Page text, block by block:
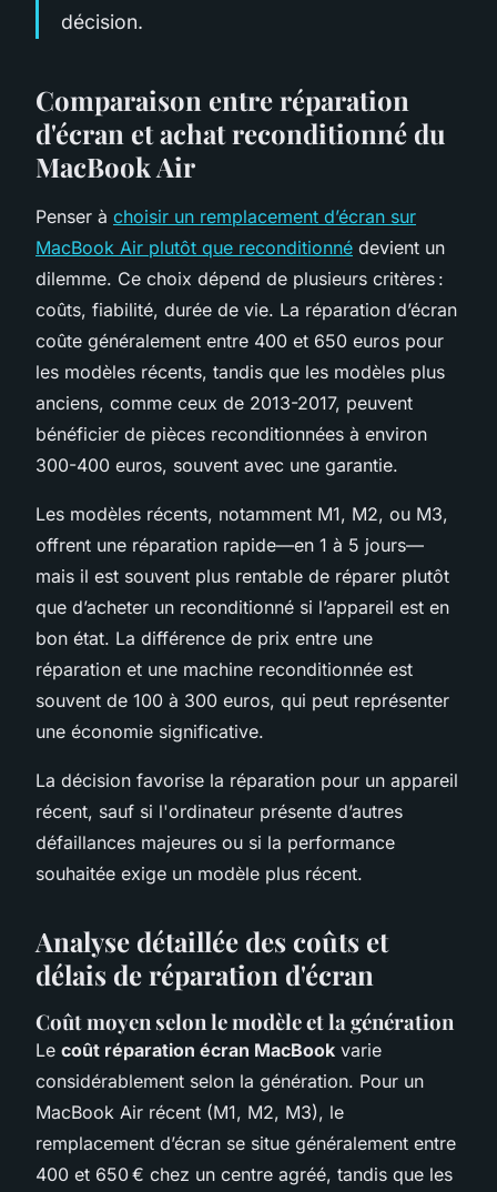
décision.
Comparaison entre réparation
d'écran et achat reconditionné du
MacBook Air
Penser à choisir un remplacement d’écran sur
MacBook Air plutôt que reconditionné devient un
dilemme. Ce choix dépend de plusieurs critères :
coûts, fiabilité, durée de vie. La réparation d’écran
coûte généralement entre 400 et 650 euros pour
les modèles récents, tandis que les modèles plus
anciens, comme ceux de 2013-2017, peuvent
bénéficier de pièces reconditionnées à environ
300-400 euros, souvent avec une garantie.
Les modèles récents, notamment M1, M2, ou M3,
offrent une réparation rapide—en 1 à 5 jours—
mais il est souvent plus rentable de réparer plutôt
que d’acheter un reconditionné si l’appareil est en
bon état. La différence de prix entre une
réparation et une machine reconditionnée est
souvent de 100 à 300 euros, qui peut représenter
une économie significative.
La décision favorise la réparation pour un appareil
récent, sauf si l'ordinateur présente d’autres
défaillances majeures ou si la performance
souhaitée exige un modèle plus récent.
Analyse détaillée des coûts et
délais de réparation d'écran
Coût moyen selon le modèle et la génération
Le coût réparation écran MacBook varie
considérablement selon la génération. Pour un
MacBook Air récent (M1, M2, M3), le
remplacement d’écran se situe généralement entre
400 et 650 € chez un centre agréé, tandis que les